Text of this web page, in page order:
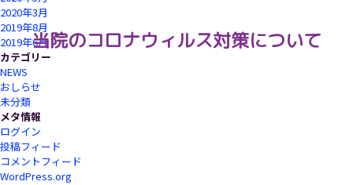
当院のコロナウィルス対策について
2020年3月
2019年8月
2019年6月
カテゴリー
NEWS
おしらせ
未分類
メタ情報
ログイン
投稿フィード
コメントフィード
WordPress.org